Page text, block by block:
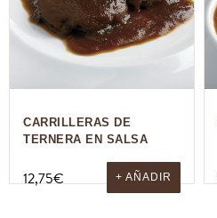
CARRILLERAS DE
TERNERA EN SALSA
12,75€ + AÑADIR